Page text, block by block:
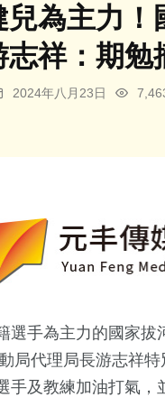
兒為主力
志祥：期
2024年八月23日
選手為主力的國家
局代理局長游志祥
手及教練加油打氣，